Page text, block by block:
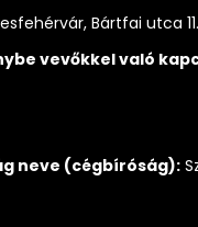
Bártfai utca 11.
vevőkkel való
neve (cégbíróság):